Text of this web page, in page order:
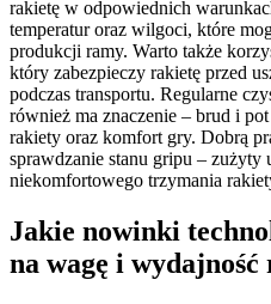
rakietę w odpowiednich
temperatur oraz wilgoci, które
produkcji ramy. Warto także
który zabezpieczy rakietę przed
podczas transportu. Regularne
również ma znaczenie – brud i
rakiety oraz komfort gry. Dobrą
sprawdzanie stanu gripu –
niekomfortowego trzymania
Jakie nowinki
na wagę i